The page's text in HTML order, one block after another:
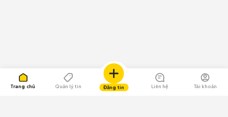
Trang chủ Quản lý tin Đăng tin Liên hệ Tài khoản